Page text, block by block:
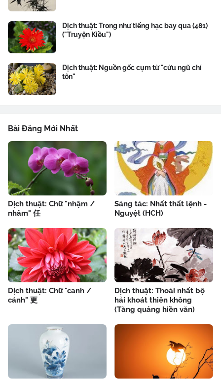
Dịch thuật: Trong như tiếng hạc bay qua (481)
("Truyện Kiều")
Dịch thuật: Nguồn gốc cụm từ "cửu ngũ chí
tôn"
Bài Đăng Mới Nhất
Dịch thuật: Chữ "nhậm /
nhâm" 任
Sáng tác: Nhất thất lệnh -
Nguyệt (HCH)
Dịch thuật: Chữ "canh /
cánh" 更
Dịch thuật: Thoái nhất bộ
hải khoát thiên không
(Tăng quảng hiền văn)